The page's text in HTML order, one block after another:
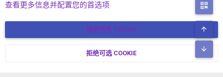
简体中文 联系我们
© COPYRIGHT 2017-2026 XENFORO中文社区 版权所有 冀ICP备
查看更多信息并配置您的首选项
接受所有 COOKIE
拒绝可选 COOKIE